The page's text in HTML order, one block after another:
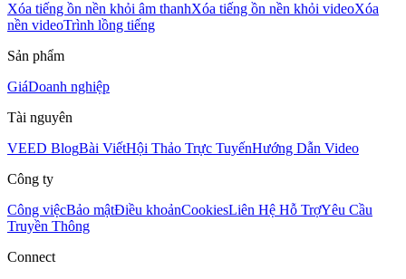
Xóa tiếng ồn nền khỏi âm thanhXóa tiếng ồn nền khỏi videoXóa
nền videoTrình lồng tiếng
Sản phẩm
GiáDoanh nghiệp
Tài nguyên
VEED BlogBài ViếtHội Thảo Trực TuyếnHướng Dẫn Video
Công ty
Công việcBảo mậtĐiều khoảnCookiesLiên Hệ Hỗ TrợYêu Cầu
Truyền Thông
Connect